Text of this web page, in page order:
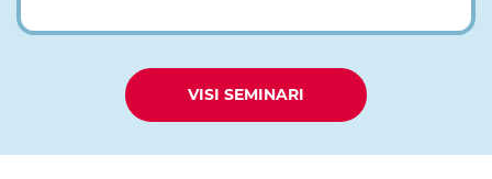
VISI SEMINARI